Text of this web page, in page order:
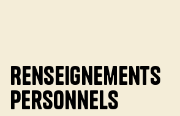
Renseignements
personnels